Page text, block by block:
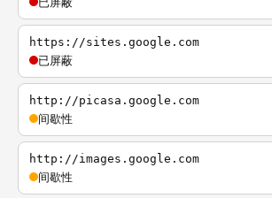
https://sites.google.com
已屏蔽
http://picasa.google.com
间歇性
http://images.google.com
间歇性